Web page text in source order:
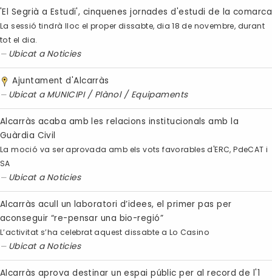
'El Segrià a Estudi', cinquenes jornades d'estudi de la comarca
La sessió tindrà lloc el proper dissabte, dia 18 de novembre, durant
tot el dia.
Ubicat a Noticies
Ajuntament d'Alcarràs
Ubicat a MUNICIPI / Plànol / Equipaments
Alcarràs acaba amb les relacions institucionals amb la
Guàrdia Civil
La moció va ser aprovada amb els vots favorables d'ERC, PdeCAT i
SA
Ubicat a Noticies
Alcarràs acull un laboratori d’idees, el primer pas per
aconseguir “re-pensar una bio-regió”
L’activitat s’ha celebrat aquest dissabte a Lo Casino
Ubicat a Noticies
Alcarràs aprova destinar un espai públic per al record de l'1